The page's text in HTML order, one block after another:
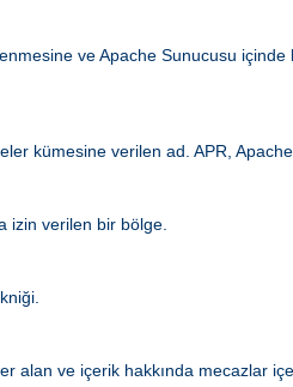
ve Apache Sunucusu içinde
kümesine verilen ad. APR,
izin verilen bir bölge.
alan ve içerik hakkında mecazlar